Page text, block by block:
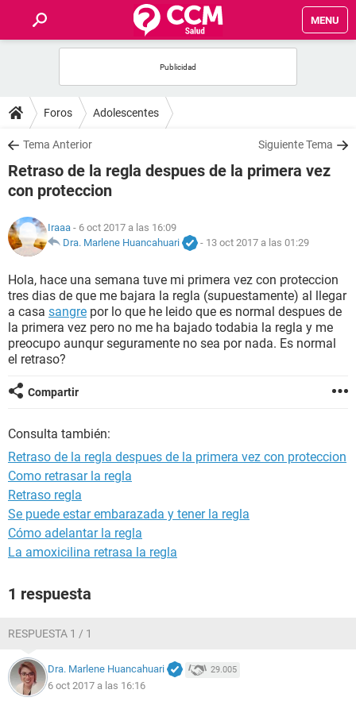
MENU
FOROS
SALUD
NUTRICIÓN
SEXUALIDAD
GLOSARIO
Foros Adolescentes
Tema Anterior Siguiente Tema
Retraso de la regla despues de la primera vez
con proteccion
Iraaa - 6 oct 2017 a las 16:09
Dra. Marlene Huancahuari
- 13 oct 2017 a las 01:29
Hola, hace una semana tuve mi primera vez con proteccion
tres dias de que me bajara la regla (supuestamente) al llegar
a casa sangre por lo que he leido que es normal despues de
la primera vez pero no me ha bajado todabia la regla y me
preocupo aunqur seguramente no sea por nada. Es normal
el retraso?
Compartir
Consulta también:
Retraso de la regla despues de la primera vez con proteccion
Como retrasar la regla
Retraso regla
Se puede estar embarazada y tener la regla
Cómo adelantar la regla
La amoxicilina retrasa la regla
1 respuesta
RESPUESTA 1 / 1
Dra. Marlene Huancahuari 29.005
6 oct 2017 a las 16:16